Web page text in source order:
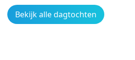
Bekijk alle dagtochten